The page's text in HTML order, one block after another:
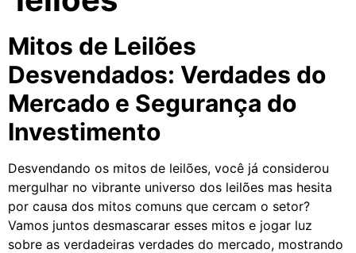
Mitos de Leilões
Desvendados: Verdades do
Mercado e Segurança do
Investimento
Desvendando os mitos de leilões, você já considerou
mergulhar no vibrante universo dos leilões mas hesita
por causa dos mitos comuns que cercam o setor?
Vamos juntos desmascarar esses mitos e jogar luz
sobre as verdadeiras verdades do mercado, mostrando